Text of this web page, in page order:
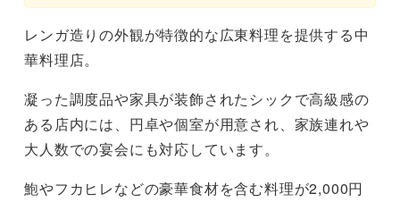
レンガ造りの外観が特徴的な広東料理を提供する中
華料理店。
凝った調度品や家具が装飾されたシックで高級感の
ある店内には、円卓や個室が用意され、家族連れや
大人数での宴会にも対応しています。
鮑やフカヒレなどの豪華食材を含む料理が2,000円